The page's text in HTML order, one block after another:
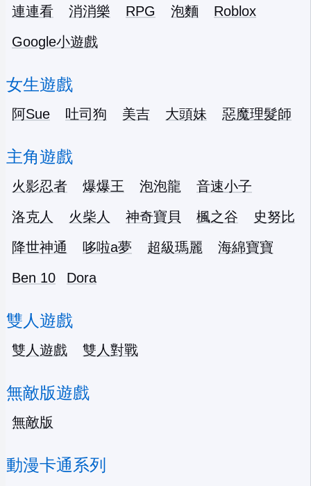
連連看
消消樂 RPG 泡麵
Roblox
Google小遊戲
女生遊戲
阿Sue 吐司狗 美吉 大頭妹 惡魔理髮師
主角遊戲
火影忍者 爆爆王 泡泡龍
音速小子
洛克人
火柴人 神奇寶貝 楓之谷
史努比
降世神通
哆啦a夢 超級瑪麗
海綿寶寶
Ben 10
Dora
雙人遊戲
雙人遊戲 雙人對戰
無敵版遊戲
無敵版
動漫卡通系列